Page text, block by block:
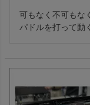
可もなく不可もな
パドルを打って動